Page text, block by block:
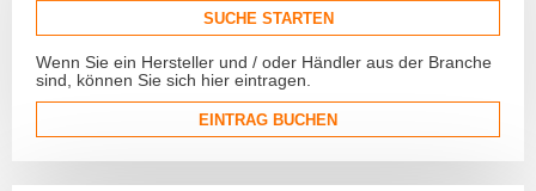
SUCHE STARTEN
Wenn Sie ein Hersteller und / oder Händler aus der Branche
sind, können Sie sich hier eintragen.
EINTRAG BUCHEN